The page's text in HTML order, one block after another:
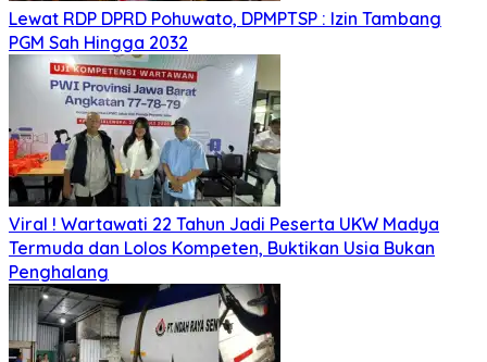
Lewat RDP DPRD Pohuwato, DPMPTSP : Izin Tambang
PGM Sah Hingga 2032
Viral ! Wartawati 22 Tahun Jadi Peserta UKW Madya
Termuda dan Lolos Kompeten, Buktikan Usia Bukan
Penghalang